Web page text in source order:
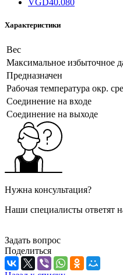
Характеристики
Вес
Максимальное избыточное
Предназначен
Рабочая температура окр.
Соединение на входе
Соединение на выходе
Нужна консультация?
Наши специалисты ответят
Задать вопрос
Поделиться